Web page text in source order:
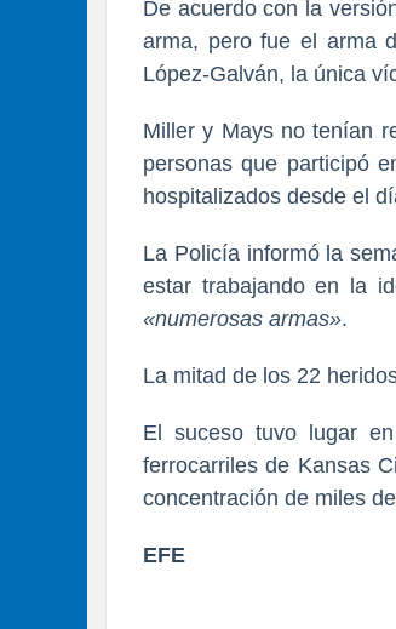
De acuerdo con la
arma, pero fue el arma
López-Galván, la única
Miller y Mays no tenían
personas que participó
hospitalizados desde el
La Policía informó la
estar trabajando en la
«numerosas armas».
La mitad de los 22
El suceso tuvo lugar
ferrocarriles de Kansas
concentración de miles
EFE